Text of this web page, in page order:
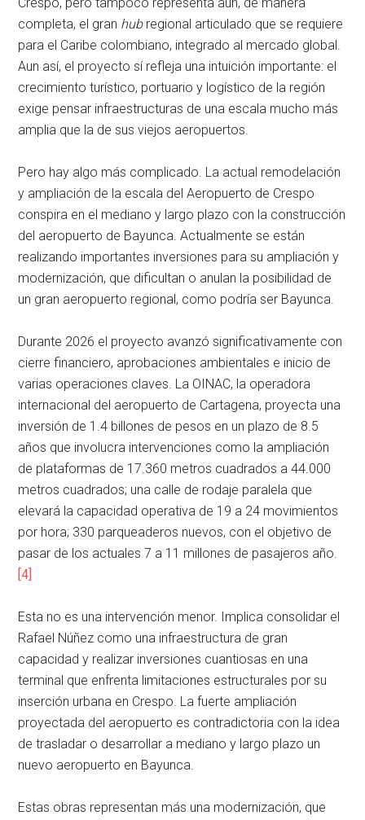
completa, el gran hubregional articulado que se requiere
para el Caribe colombiano, integrado al mercado global.
Aun así, el proyecto sí refleja una intuición importante: el
crecimiento turístico, portuario y logístico de la región
exige pensar infraestructuras de una escala mucho más
amplia que la de sus viejos aeropuertos.
Pero hay algo más complicado. La actual remodelación
y ampliación de la escala del Aeropuerto de Crespo
conspira en el mediano y largo plazo con la construcción
del aeropuerto de Bayunca. Actualmente se están
realizando importantes inversiones para su ampliación y
modernización, que dificultan o anulan la posibilidad de
un gran aeropuerto regional, como podría ser Bayunca.
Durante 2026 el proyecto avanzó significativamente con
cierre financiero, aprobaciones ambientales e inicio de
varias operaciones claves. La OINAC, la operadora
internacional del aeropuerto de Cartagena, proyecta una
inversión de 1.4 billones de pesos en un plazo de 8.5
años que involucra intervenciones como la ampliación
de plataformas de 17.360 metros cuadrados a 44.000
metros cuadrados; una calle de rodaje paralela que
elevará la capacidad operativa de 19 a 24 movimientos
por hora; 330 parqueaderos nuevos, con el objetivo de
pasar de los actuales 7 a 11 millones de pasajeros año.
[4]
Esta no es una intervención menor. Implica consolidar el
Rafael Núñez como una infraestructura de gran
capacidad y realizar inversiones cuantiosas en una
terminal que enfrenta limitaciones estructurales por su
inserción urbana en Crespo. La fuerte ampliación
proyectada del aeropuerto es contradictoria con la idea
de trasladar o desarrollar a mediano y largo plazo un
nuevo aeropuerto en Bayunca.
Estas obras representan más una modernización, que